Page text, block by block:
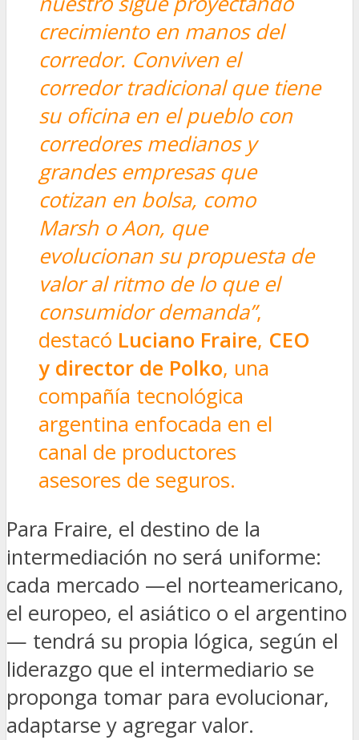
crecimiento en manos del
corredor. Conviven el
corredor tradicional que tiene
su oficina en el pueblo con
corredores medianos y
grandes empresas que
cotizan en bolsa, como
Marsh o Aon, que
evolucionan su propuesta de
valor al ritmo de lo que el
consumidor demanda”,
destacó Luciano Fraire, CEO
y director de Polko, una
compañía tecnológica
argentina enfocada en el
canal de productores
asesores de seguros.
Para Fraire, el destino de la
intermediación no será uniforme:
cada mercado —el norteamericano,
el europeo, el asiático o el argentino
— tendrá su propia lógica, según el
liderazgo que el intermediario se
proponga tomar para evolucionar,
adaptarse y agregar valor.